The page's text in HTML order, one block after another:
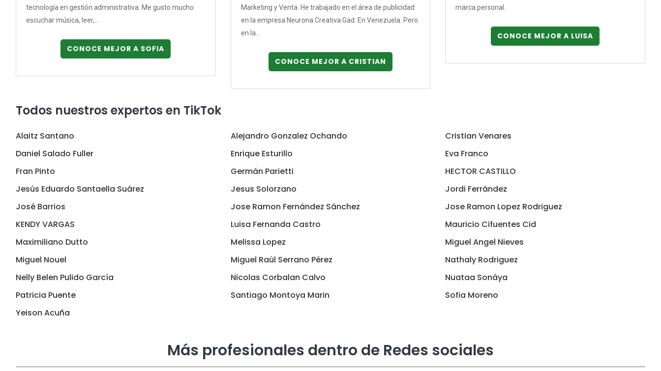
tecnología en gestión administrativa. Me gusto mucho
escuchar música, leer,...
CONOCE MEJOR A SOFIA
Marketing y Venta. He trabajado en el área de publicidad
en la empresa Neurona Creativa Gad. En Venezuela. Pero
en la...
CONOCE MEJOR A CRISTIAN
marca personal.
CONOCE MEJOR A LUISA
Todos nuestros expertos en TikTok
Alaitz Santano Alejandro Gonzalez Ochando
Cristian Venares
Daniel Salado Fuller
Enrique Esturillo
Eva Franco
Fran Pinto
Germán Parietti
HECTOR CASTILLO
Jesús Eduardo Santaella Suárez
Jesus Solorzano
Jordi Ferrández
José Barrios
Jose Ramon Fernández Sánchez
Jose Ramon Lopez Rodriguez
KENDY VARGAS
Luisa Fernanda Castro
Mauricio Cifuentes Cid
Maximiliano Dutto
Melissa Lopez
Miguel Angel Nieves
Miguel Nouel
Miguel Raúl Serrano Pérez
Nathaly Rodriguez
Nelly Belen Pulido García
Nicolas Corbalan Calvo
Nuataa Sonáya
Patricia Puente
Santiago Montoya Marin
Sofia Moreno
Yeison Acuña
Más profesionales dentro de Redes sociales